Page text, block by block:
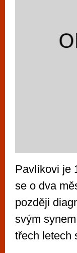
Pavlíkovi je
se o dva
později
svým
třech letech